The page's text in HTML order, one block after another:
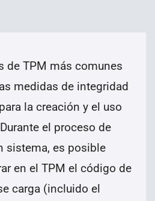
de TPM más comunes
medidas de integridad
la creación y el uso
el proceso de
sistema, es posible
en el TPM el código de
carga (incluido el